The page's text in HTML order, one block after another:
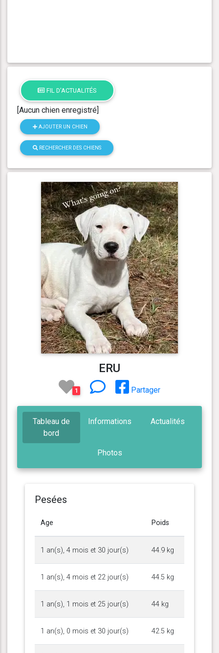
FIL D'ACTUALITÉS
[Aucun chien enregistré]
AJOUTER UN CHIEN
RECHERCHER DES CHIENS
ERU
1 Partager
Tableau de
bord
Informations Actualités
Photos
Pesées
Age Poids
1 an(s), 4 mois et 30 jour(s) 44.9 kg
1 an(s), 4 mois et 22 jour(s) 44.5 kg
1 an(s), 1 mois et 25 jour(s) 44 kg
1 an(s), 0 mois et 30 jour(s) 42.5 kg